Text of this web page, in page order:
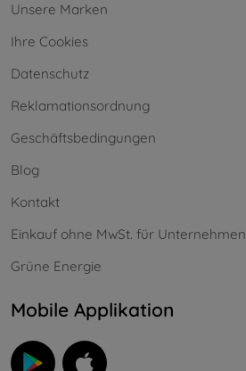
Unsere Marken
Ihre Cookies
Datenschutz
Reklamationsordnung
Geschäftsbedingungen
Blog
Kontakt
Einkauf ohne MwSt. für Unternehmen
Grüne Energie
Mobile Applikation